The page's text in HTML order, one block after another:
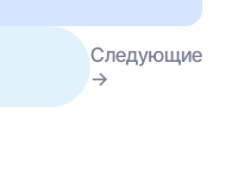
Следующие
→